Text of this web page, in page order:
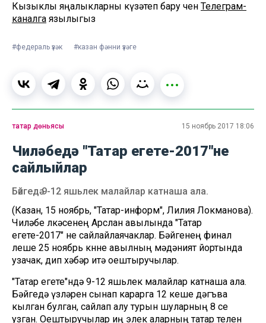
Кызыклы яңалыкларны күзәтеп бару өчен Телеграм-
каналга язылыгыз
#федераль үзәк #казан фәнни үзәге
татар дөньясы 15 ноябрь 2017 18:06
Чиләбедә "Татар егете-2017"не
сайлыйлар
Бәйгедә 9-12 яшьлек малайлар катнаша ала.
(Казан, 15 ноябрь, "Татар-информ", Лилия Локманова).
Чиләбе өлкәсенең Арслан авылында "Татар
егете-2017" не сайлайлаячаклар. Бәйгенең финал
өлеше 25 ноябрь көнне авылның мәдәният йортында
узачак, дип хәбәр итә оештыручылар.
"Татар егете"ндә 9-12 яшьлек малайлар катнаша ала.
Бәйгедә үзләрен сынап карарга 12 кеше дәгъва
кылган булган, сайлап алу турын шуларның 8 се
узган. Оештыручылар иң элек аларның татар телен